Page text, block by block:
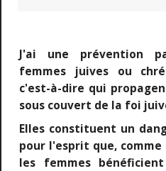
J'ai une prévention
femmes juives ou
c'est-à-dire qui
sous couvert de la foi
Elles constituent un
pour l'esprit que,
les femmes